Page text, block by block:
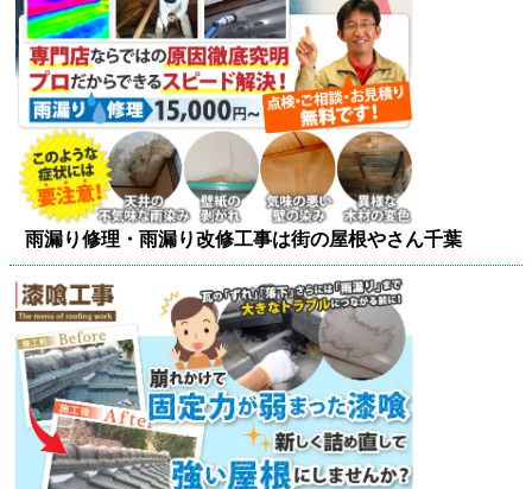
雨漏り修理・雨漏り改修工事は街の屋根やさん千葉